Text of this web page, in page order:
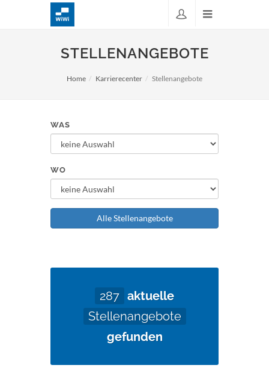
STELLENANGEBOTE
Home Karrierecenter Stellenangebote
WAS
WO
Alle Stellenangebote
287 aktuelle
Stellenangebote
gefunden